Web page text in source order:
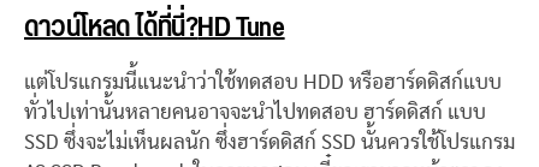
ดาวน์โหลด ได้ที่นี่?HD Tune
แต่โปรแกรมนี้แนะนำว่าใช้ทดสอบ HDD หรือฮาร์ดดิสก์แบบ
ทั่วไปเท่านั้นหลายคนอาจจะนำไปทดสอบ ฮาร์ดดิสก์ แบบ
SSD ซึ่งจะไม่เห็นผลนัก ซึ่งฮาร์ดดิสก์ SSD นั้นควรใช้โปรแกรม